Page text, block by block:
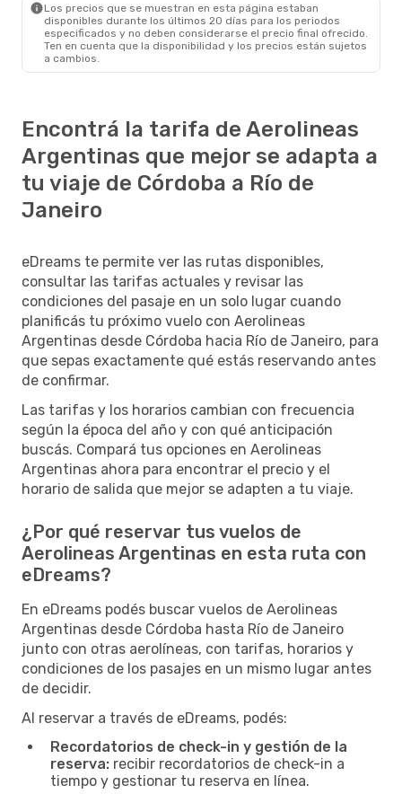
Los precios que se muestran en esta página estaban
disponibles durante los últimos 20 días para los periodos
especificados y no deben considerarse el precio final ofrecido.
Ten en cuenta que la disponibilidad y los precios están sujetos
a cambios.
Encontrá la tarifa de Aerolineas
Argentinas que mejor se adapta a
tu viaje de Córdoba a Río de
Janeiro
eDreams te permite ver las rutas disponibles,
consultar las tarifas actuales y revisar las
condiciones del pasaje en un solo lugar cuando
planificás tu próximo vuelo con Aerolineas
Argentinas desde Córdoba hacia Río de Janeiro, para
que sepas exactamente qué estás reservando antes
de confirmar.
Las tarifas y los horarios cambian con frecuencia
según la época del año y con qué anticipación
buscás. Compará tus opciones en Aerolineas
Argentinas ahora para encontrar el precio y el
horario de salida que mejor se adapten a tu viaje.
¿Por qué reservar tus vuelos de
Aerolineas Argentinas en esta ruta con
eDreams?
En eDreams podés buscar vuelos de Aerolineas
Argentinas desde Córdoba hasta Río de Janeiro
junto con otras aerolíneas, con tarifas, horarios y
condiciones de los pasajes en un mismo lugar antes
de decidir.
Al reservar a través de eDreams, podés:
Recordatorios de check-in y gestión de la
reserva: recibir recordatorios de check-in a
tiempo y gestionar tu reserva en línea.